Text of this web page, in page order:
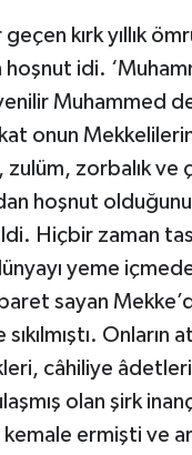
kırk yıllık
idi.
Muhammed
onun
zorbalık ve
hoşnut
Hiçbir zaman
yeme
sayan
Onların
câhiliye âdetleri
olan şirk
kemale ermişti ve
Müftülüğü
Müftülüğü